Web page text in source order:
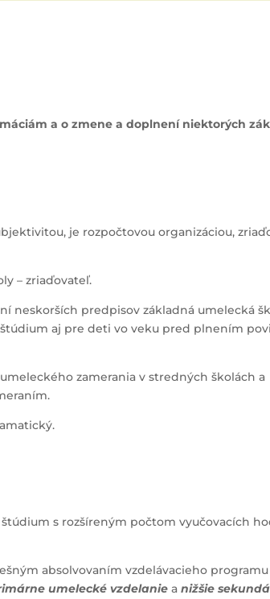
a o zmene a doplnení niektorých
je rozpočtovou organizáciou,
– zriaďovateľ.
neskorších predpisov základná umelecká
aj pre deti vo veku pred plnením
zamerania v stredných školách
s rozšíreným počtom vyučovacích
absolvovaním vzdelávacieho
umelecké vzdelanieanižšie